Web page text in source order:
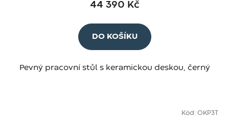
44 390 Kč
DO KOŠÍKU
Pevný pracovní stůl s keramickou deskou, černý
Kód: OKP3T